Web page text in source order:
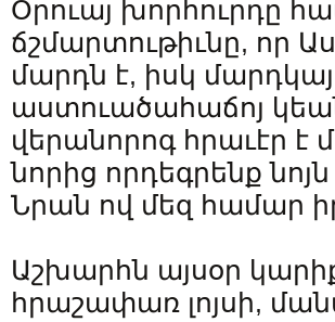
Օրուայ խորհուրդը
ճշմարտութիւնը, որ
մարդն է, իսկ
աստուածահաճոյ
վերանորոգ հրաւէր է
նորից որդեգրենք
Նրան ով մեզ համար
Աշխարհն այսօր
հրաշափառ լոյսի,